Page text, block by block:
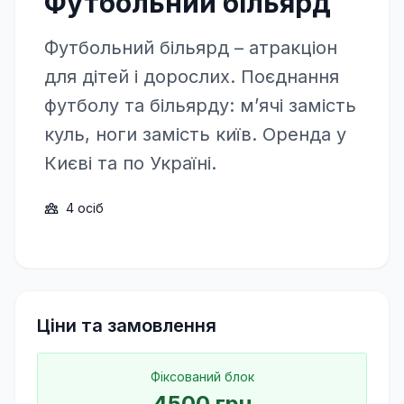
Футбольний більярд – атракціон
для дітей і дорослих. Поєднання
футболу та більярду: м’ячі замість
куль, ноги замість київ. Оренда у
Києві та по Україні.
4 осіб
Ціни та замовлення
Фіксований блок